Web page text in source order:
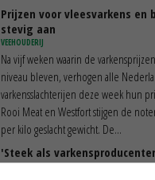
Prijzen voor vleesvarkens en
stevig aan
VEEHOUDERIJ
Na vijf weken waarin de
niveau bleven, verhogen alle
varkensslachterijen deze week hun
Rooi Meat en Westfort stijgen de
per kilo geslacht gewicht. De...
'Steek als
vaker bijeen'